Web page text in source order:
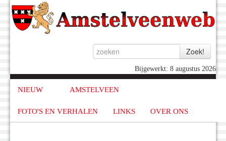
Bijgewerkt: 8 augustus 2026
NIEUW AMSTELVEEN
FOTO'S EN VERHALEN LINKS OVER ONS